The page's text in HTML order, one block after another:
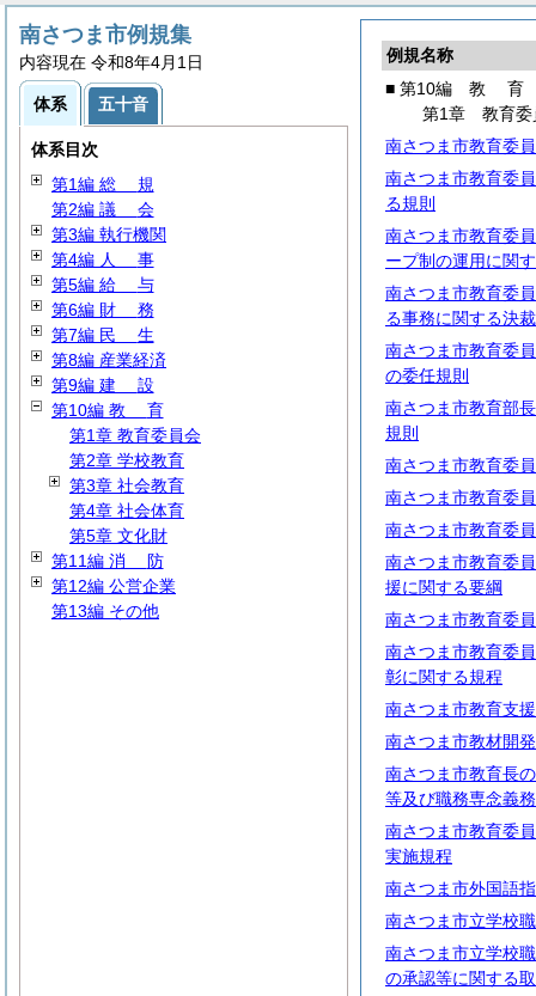
例規名称
■ 第10編 教 育
第1章 教育委
南さつま市教育委
南さつま市教育委
る規則
南さつま市教育委
ープ制の運用に関
南さつま市教育委
る事務に関する決
南さつま市教育委
の委任規則
南さつま市教育部
規則
南さつま市教育委
南さつま市教育委
南さつま市教育委
南さつま市教育委
援に関する要綱
南さつま市教育委
南さつま市教育委
彰に関する規程
南さつま市教育支
南さつま市教材開
南さつま市教育長
等及び職務専念義
南さつま市教育委
実施規程
南さつま市外国語
南さつま市立学校
南さつま市立学校
の承認等に関する
南さつま市例規集
内容現在 令和8年4月1日
体系 五十音
体系目次
第1編 総 規
第2編 議 会
第3編 執行機関
第4編 人 事
第5編 給 与
第6編 財 務
第7編 民 生
第8編 産業経済
第9編 建 設
第10編 教 育
第1章 教育委員会
第2章 学校教育
第3章 社会教育
第4章 社会体育
第5章 文化財
第11編 消 防
第12編 公営企業
第13編 その他